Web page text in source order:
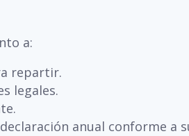
a:
repartir.
legales.
anual conforme a